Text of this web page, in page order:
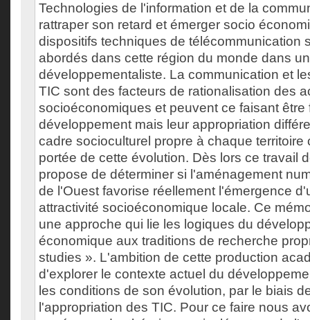
Technologies de l'information et de la
rattraper son retard et émerger socio
dispositifs techniques de télécommunication
abordés dans cette région du monde dans
développementaliste. La communication et
TIC sont des facteurs de rationalisation des
socioéconomiques et peuvent ce faisant être
développement mais leur appropriation
cadre socioculturel propre à chaque territoire
portée de cette évolution. Dès lors ce travail
propose de déterminer si l'aménagement
de l'Ouest favorise réellement l'émergence
attractivité socioéconomique locale. Ce
une approche qui lie les logiques du
économique aux traditions de recherche
studies ». L'ambition de cette production
d'explorer le contexte actuel du
les conditions de son évolution, par le biais
l'appropriation des TIC. Pour ce faire nous